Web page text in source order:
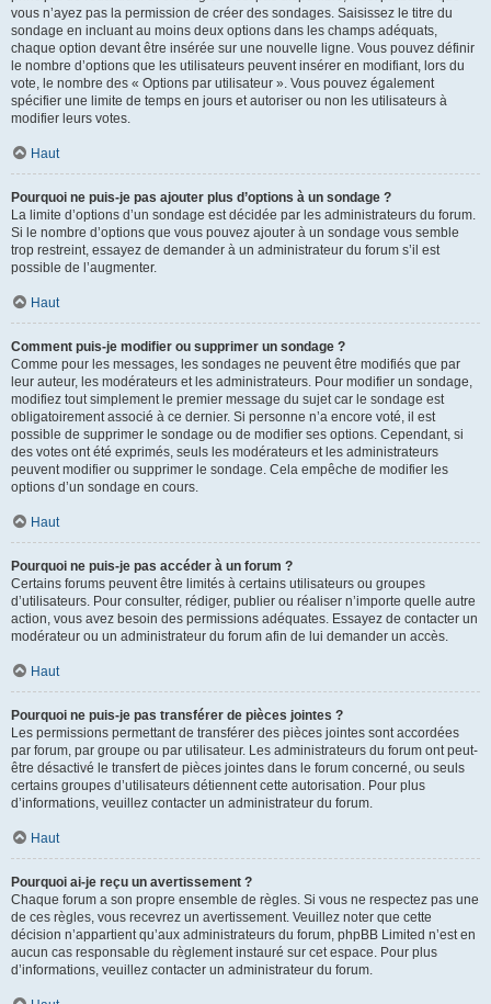
vous n’ayez pas la permission de créer des sondages. Saisissez le titre du
sondage en incluant au moins deux options dans les champs adéquats,
chaque option devant être insérée sur une nouvelle ligne. Vous pouvez définir
le nombre d’options que les utilisateurs peuvent insérer en modifiant, lors du
vote, le nombre des « Options par utilisateur ». Vous pouvez également
spécifier une limite de temps en jours et autoriser ou non les utilisateurs à
modifier leurs votes.
Haut
Pourquoi ne puis-je pas ajouter plus d’options à un sondage ?
La limite d’options d’un sondage est décidée par les administrateurs du forum.
Si le nombre d’options que vous pouvez ajouter à un sondage vous semble
trop restreint, essayez de demander à un administrateur du forum s’il est
possible de l’augmenter.
Haut
Comment puis-je modifier ou supprimer un sondage ?
Comme pour les messages, les sondages ne peuvent être modifiés que par
leur auteur, les modérateurs et les administrateurs. Pour modifier un sondage,
modifiez tout simplement le premier message du sujet car le sondage est
obligatoirement associé à ce dernier. Si personne n’a encore voté, il est
possible de supprimer le sondage ou de modifier ses options. Cependant, si
des votes ont été exprimés, seuls les modérateurs et les administrateurs
peuvent modifier ou supprimer le sondage. Cela empêche de modifier les
options d’un sondage en cours.
Haut
Pourquoi ne puis-je pas accéder à un forum ?
Certains forums peuvent être limités à certains utilisateurs ou groupes
d’utilisateurs. Pour consulter, rédiger, publier ou réaliser n’importe quelle autre
action, vous avez besoin des permissions adéquates. Essayez de contacter un
modérateur ou un administrateur du forum afin de lui demander un accès.
Haut
Pourquoi ne puis-je pas transférer de pièces jointes ?
Les permissions permettant de transférer des pièces jointes sont accordées
par forum, par groupe ou par utilisateur. Les administrateurs du forum ont peut-
être désactivé le transfert de pièces jointes dans le forum concerné, ou seuls
certains groupes d’utilisateurs détiennent cette autorisation. Pour plus
d’informations, veuillez contacter un administrateur du forum.
Haut
Pourquoi ai-je reçu un avertissement ?
Chaque forum a son propre ensemble de règles. Si vous ne respectez pas une
de ces règles, vous recevrez un avertissement. Veuillez noter que cette
décision n’appartient qu’aux administrateurs du forum, phpBB Limited n’est en
aucun cas responsable du règlement instauré sur cet espace. Pour plus
d’informations, veuillez contacter un administrateur du forum.